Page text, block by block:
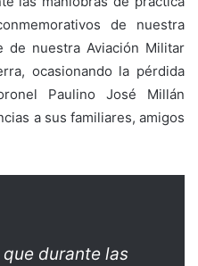
de nuestra
de nuestra Aviación Militar
ocasionando la pérdida
Paulino José Millán
a sus familiares, amigos
durante las